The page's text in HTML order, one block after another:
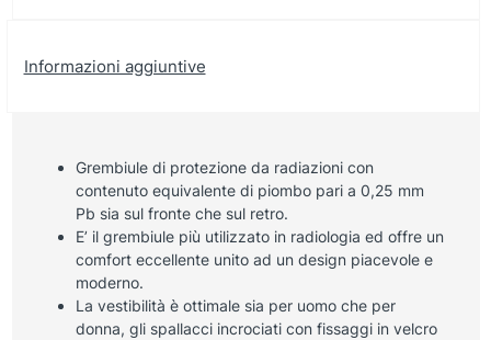
Informazioni aggiuntive
Grembiule di protezione da radiazioni con
contenuto equivalente di piombo pari a 0,25 mm
Pb sia sul fronte che sul retro.
E’ il grembiule più utilizzato in radiologia ed offre un
comfort eccellente unito ad un design piacevole e
moderno.
La vestibilità è ottimale sia per uomo che per
donna, gli spallacci incrociati con fissaggi in velcro